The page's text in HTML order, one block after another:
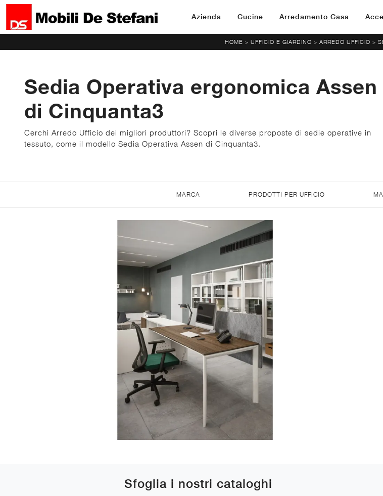
Azienda Cucine Arredamento Casa
HOME > UFFICIO E GIARDINO > ARREDO UFFICIO >
Sedia Operativa ergonomica Assen
di Cinquanta3
Cerchi Arredo Ufficio dei migliori produttori? Scopri le diverse proposte di sedie operative in
tessuto, come il modello Sedia Operativa Assen di Cinquanta3.
MARCA PRODOTTI PER UFFICIO
Sfoglia i nostri cataloghi